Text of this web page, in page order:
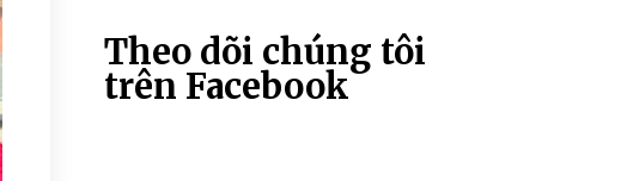
Theo dõi chúng tôi
trên Facebook